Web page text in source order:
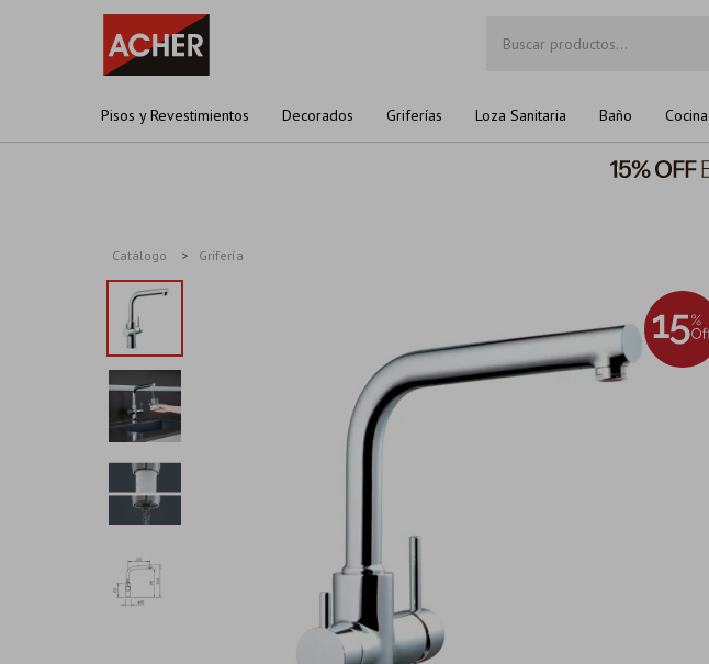
Pisos y Revestimientos Decorados Griferías Loza Sanitaria Baño Cocina
Catálogo Grifería